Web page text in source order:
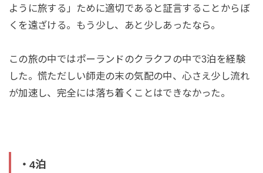
ように旅する」ために適切であると証言することからぼ
くを遠ざける。もう少し、あと少しあったなら。
この旅の中ではポーランドのクラクフの中で3泊を経験
した。慌ただしい師走の末の気配の中、心さえ少し流れ
が加速し、完全には落ち着くことはできなかった。
・4泊